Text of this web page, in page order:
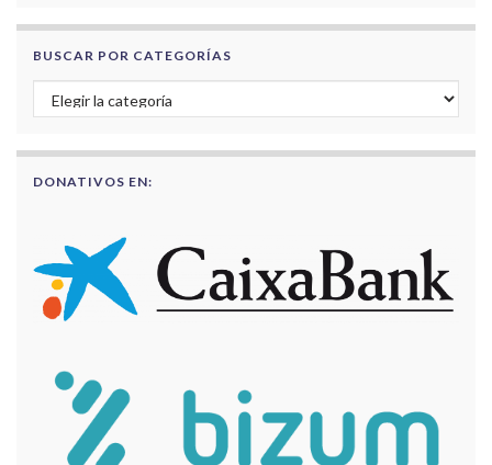
BUSCAR POR CATEGORÍAS
Buscar por categorías
DONATIVOS EN: